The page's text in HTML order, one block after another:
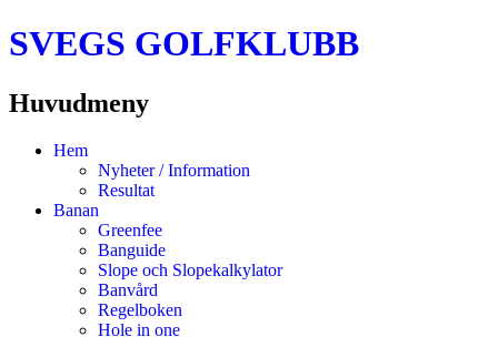
SVEGS GOLFKLUBB
Huvudmeny
HoppaHem
Nyheter / Information
Resultat
Banan
Greenfee
Banguide
Slope och Slopekalkylator
Banvård
Regelboken
Hole in one